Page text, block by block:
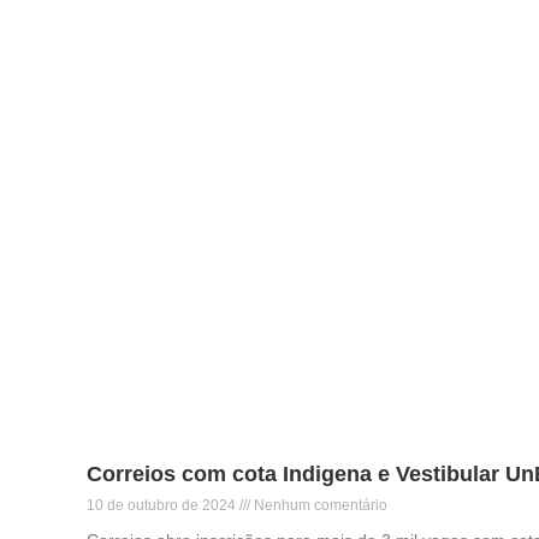
Correios com cota Indigena e Vestibular
10 de outubro de 2024 Nenhum comentário